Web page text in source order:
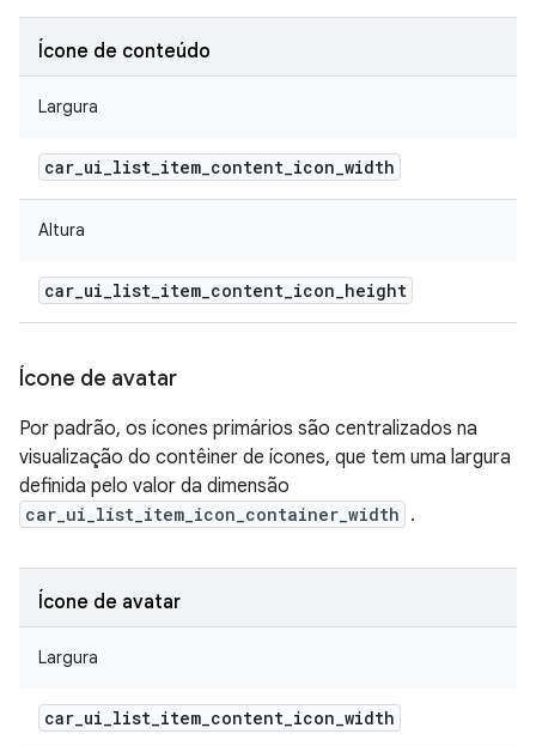
Ícone de conteúdo
Largura
car_ui_list_item_content_icon_width
Altura
car_ui_list_item_content_icon_height
Ícone de avatar
Por padrão, os ícones primários são centralizados na
visualização do contêiner de ícones, que tem uma largura
definida pelo valor da dimensão
car_ui_list_item_icon_container_width .
Ícone de avatar
Largura
car_ui_list_item_content_icon_width